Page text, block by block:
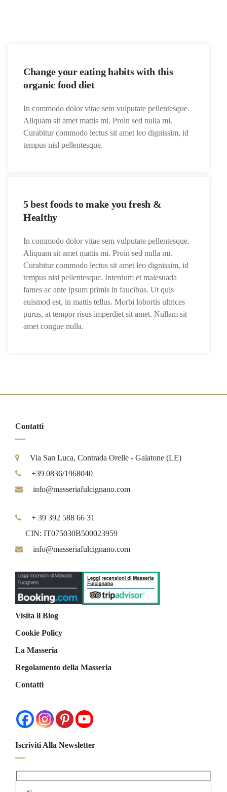
Change your eating habits with this
organic food diet
In commodo dolor vitae sem vulputate pellentesque.
Aliquam sit amet mattis mi. Proin sed nulla mi.
Curabitur commodo lectus sit amet leo dignissim, id
tempus nisl pellentesque.
5 best foods to make you fresh &
Healthy
In commodo dolor vitae sem vulputate pellentesque.
Aliquam sit amet mattis mi. Proin sed nulla mi.
Curabitur commodo lectus sit amet leo dignissim, id
tempus nisl pellentesque. Interdum et malesuada
fames ac ante ipsum primis in faucibus. Ut quis
euismod est, in mattis tellus. Morbi lobortis ultrices
purus, at tempor risus imperdiet sit amet. Nullam sit
amet congue nulla.
Contatti
Via San Luca, Contrada Orelle - Galatone (LE)
+39 0836/1968040
info@masseriafulcignano.com
+ 39 392 588 66 31
CIN: IT075030B500023959
info@masseriafulcignano.com
Visita il Blog
Cookie Policy
La Masseria
Regolamento della Masseria
Contatti
Iscriviti Alla Newsletter